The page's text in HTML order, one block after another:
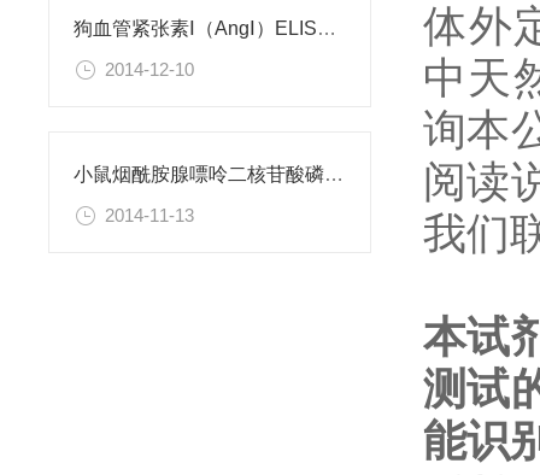
狗血管紧张素Ⅰ（AngⅠ）ELISA试剂盒
2014-12-10
小鼠烟酰胺腺嘌呤二核苷酸磷酸（NADPH）检测试剂盒
2014-11-13
体外
中天
询本
阅读
我们
本试
测试
能识